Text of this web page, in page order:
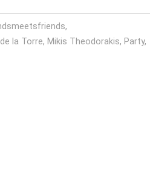
,
la Torre, Mikis Theodorakis, Party,